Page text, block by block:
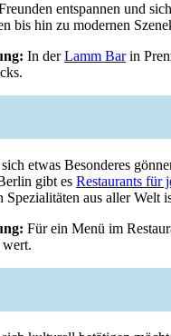
entspannen und
bis hin zu modernen
In derLamm Barin
etwas Besonderes
gibt es Restaurants für
Spezialitäten aus aller Welt
Für ein Menü im